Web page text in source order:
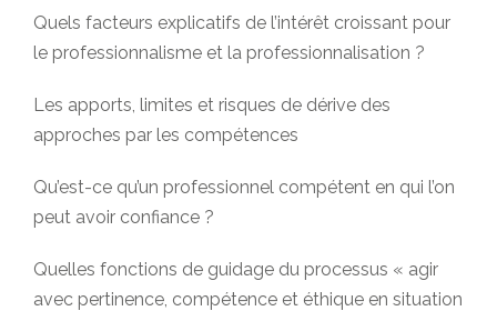
Quels facteurs explicatifs de l’intérêt croissant pour
le professionnalisme et la professionnalisation ?
Les apports, limites et risques de dérive des
approches par les compétences
Qu’est-ce qu’un professionnel compétent en qui l’on
peut avoir confiance ?
Quelles fonctions de guidage du processus « agir
avec pertinence, compétence et éthique en situation